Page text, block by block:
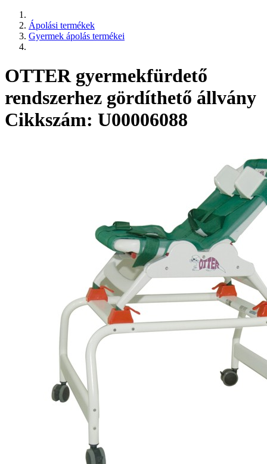
Ápolási termékek
Gyermek ápolás termékei
OTTER gyermekfürdető
rendszerhez gördíthető állvány
Cikkszám: U00006088